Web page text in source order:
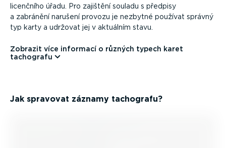
licenčního úřadu. Pro zajištění souladu s předpisy
a zabránění narušení provozu je nezbytné používat správný
typ karty a udržovat jej v aktuálním stavu.
Zobrazit více informací o různých typech karet
tachografu
Jak spravovat záznamy tachografu?